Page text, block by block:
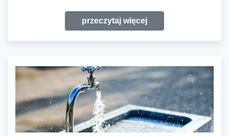
przeczytaj więcej